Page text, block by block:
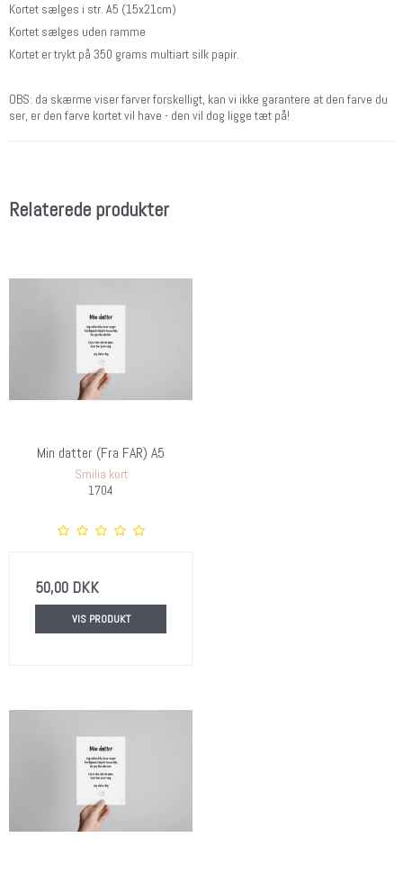
Kortet sælges i str. A5 (15x21cm)
Kortet sælges uden ramme
Kortet er trykt på 350 grams multiart silk papir.
OBS: da skærme viser farver forskelligt, kan vi ikke garantere at den farve du
ser, er den farve kortet vil have - den vil dog ligge tæt på!
Relaterede produkter
Min datter (Fra FAR) A5
Smilia kort
1704
50,00 DKK
VIS PRODUKT